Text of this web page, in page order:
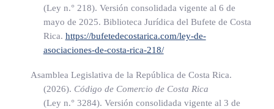
a) Cuando una empresa no domiciliada presta servicios o
realiza actividades en Costa Rica en un lugar donde se
realizan obras o proyectos de construcción o de
durante periodos que no superan el plazo de ciento
ochenta y tres días, y
(Ley n.° 218). Versión consolidada vigente al 6 de
mayo de 2025. Biblioteca Jurídica del Bufete de Costa
Rica. https://bufetedecostarica.com/ley-de-
asociaciones-de-costa-rica-218/
Asamblea Legislativa de la República de Costa Rica.
(2026). Código de Comercio de Costa Rica
(Ley n.° 3284). Versión consolidada vigente al 3 de